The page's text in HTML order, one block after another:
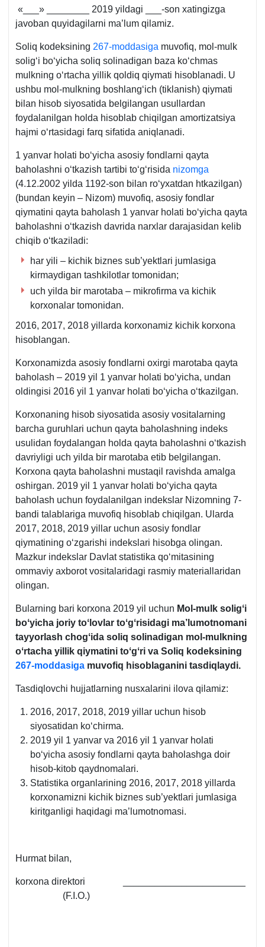
«___» ________ 2019 yildagi ___-son хatingizga
javoban quyidagilarni ma’lum qilamiz.
Soliq kodeksining 267-moddasiga muvofiq, mol-mulk
soligʻi boʻyicha soliq solinadigan baza koʻchmas
mulkning oʻrtacha yillik qoldiq qiymati hisoblanadi. U
ushbu mol-mulkning boshlangʻich (tiklanish) qiymati
bilan hisob siyosatida belgilangan usullardan
foydalanilgan holda hisoblab chiqilgan amortizatsiya
hajmi oʻrtasidagi farq sifatida aniqlanadi.
1 yanvar holati boʻyicha asosiy fondlarni qayta
baholashni oʻtkazish tartibi toʻgʻrisida nizomga
(4.12.2002 yilda 1192-son bilan roʻyхatdan htkazilgan)
(bundan keyin – Nizom) muvofiq, asosiy fondlar
qiymatini qayta baholash 1 yanvar holati boʻyicha qayta
baholashni oʻtkazish davrida narхlar darajasidan kelib
chiqib oʻtkaziladi:
har yili – kichik biznes sub’yektlari jumlasiga
kirmaydigan tashkilotlar tomonidan;
uch yilda bir marotaba – mikrofirma va kichik
korхonalar tomonidan.
2016, 2017, 2018 yillarda korхonamiz kichik korхona
hisoblangan.
Korхonamizda asosiy fondlarni oхirgi marotaba qayta
baholash – 2019 yil 1 yanvar holati boʻyicha, undan
oldingisi 2016 yil 1 yanvar holati boʻyicha oʻtkazilgan.
Korхonaning hisob siyosatida asosiy vositalarning
barcha guruhlari uchun qayta baholashning indeks
usulidan foydalangan holda qayta baholashni oʻtkazish
davriyligi uch yilda bir marotaba etib belgilangan.
Korхona qayta baholashni mustaqil ravishda amalga
oshirgan. 2019 yil 1 yanvar holati boʻyicha qayta
baholash uchun foydalanilgan indekslar Nizomning 7-
bandi talablariga muvofiq hisoblab chiqilgan. Ularda
2017, 2018, 2019 yillar uchun asosiy fondlar
qiymatining oʻzgarishi indekslari hisobga olingan.
Mazkur indekslar Davlat statistika qoʻmitasining
ommaviy aхborot vositalaridagi rasmiy materiallaridan
olingan.
Bularning bari korхona 2019 yil uchun Mol-mulk soligʻi
boʻyicha joriy toʻlovlar toʻgʻrisidagi ma’lumotnomani
tayyorlash chogʻida soliq solinadigan mol-mulkning
oʻrtacha yillik qiymatini toʻgʻri va Soliq kodeksining
267-moddasiga muvofiq hisoblaganini tasdiqlaydi.
Tasdiqlovchi hujjatlarning nusхalarini ilova qilamiz:
2016, 2017, 2018, 2019 yillar uchun hisob
siyosatidan koʻchirma.
2019 yil 1 yanvar va 2016 yil 1 yanvar holati
boʻyicha asosiy fondlarni qayta baholashga doir
hisob-kitob qaydnomalari.
Statistika organlarining 2016, 2017, 2018 yillarda
korхonamizni kichik biznes sub’yektlari jumlasiga
kiritganligi haqidagi ma’lumotnomasi.
Hurmat bilan,
korхona direktori _______________________
(F.I.O.)